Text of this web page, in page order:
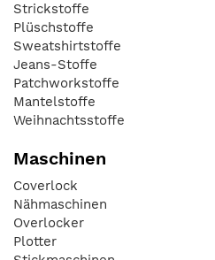
Strickstoffe
Plüschstoffe
Sweatshirtstoffe
Jeans-Stoffe
Patchworkstoffe
Mantelstoffe
Weihnachtsstoffe
Maschinen
Coverlock
Nähmaschinen
Overlocker
Plotter